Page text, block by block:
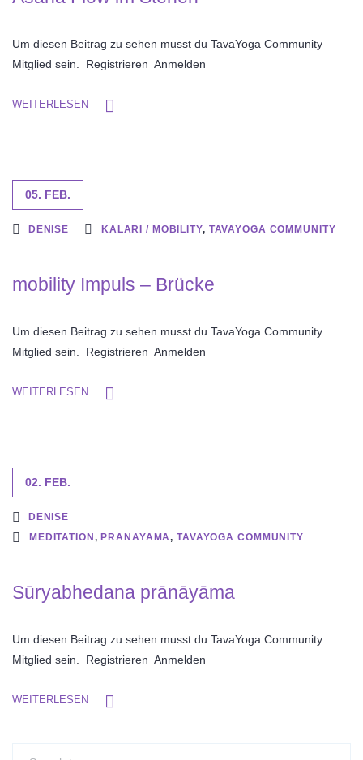
Um diesen Beitrag zu sehen musst du TavaYoga Community
Mitglied sein. Registrieren Anmelden
WEITERLESEN
05. FEB.
DENISE KALARI / MOBILITY, TAVAYOGA COMMUNITY
mobility Impuls – Brücke
Um diesen Beitrag zu sehen musst du TavaYoga Community
Mitglied sein. Registrieren Anmelden
WEITERLESEN
02. FEB.
DENISE
MEDITATION,PRANAYAMA,TAVAYOGA COMMUNITY
Sūryabhedana prānāyāma
Um diesen Beitrag zu sehen musst du TavaYoga Community
Mitglied sein. Registrieren Anmelden
WEITERLESEN